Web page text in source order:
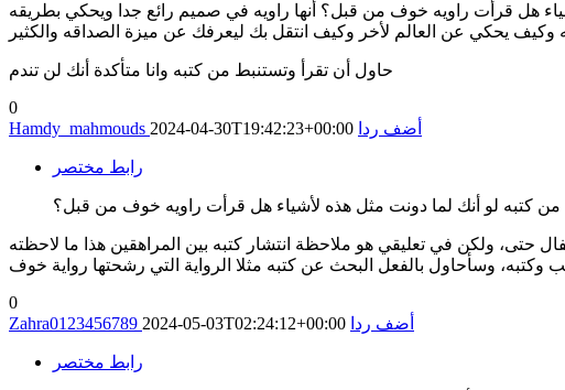
هل قرأت راويه خوف من قبل؟ أنها راويه في صميم رائع جدا ويحكي بطريقه
يحكي عن العالم لأخر وكيف انتقل بك ليعرفك عن ميزة الصداقه والكثير
حاول أن تقرأ وتستنبط من كتبه وانا متأكدة أنك لن تندم
0
Hamdy_mahmouds 2024-04-30T19:42:23+00:00 أضف ردا
رابط مختصر
كتبه لو أنك لما دونت مثل هذه لأشياء هل قرأت راويه خوف من قبل؟
حتى، ولكن في تعليقي هو ملاحظة انتشار كتبه بين المراهقين هذا ما لاحظته
0
Zahra0123456789 2024-05-03T02:24:12+00:00 أضف ردا
رابط مختصر